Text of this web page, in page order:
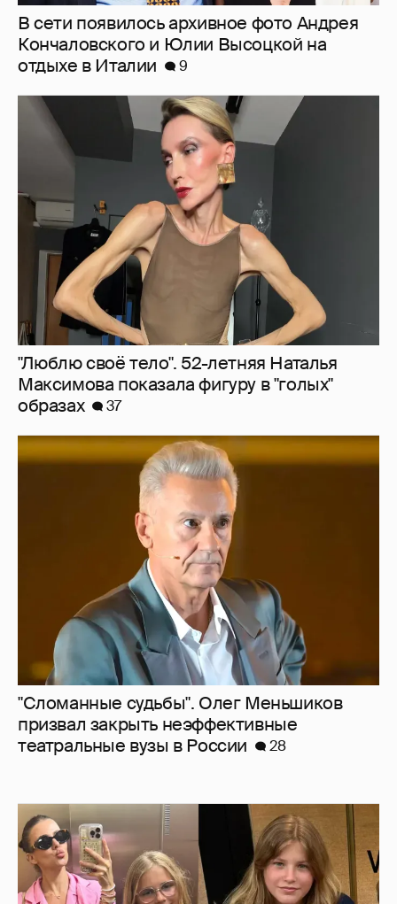
"Люблю своё тело". 52-летняя Наталья
Максимова показала фигуру в "голых"
"Сломанные судьбы". Олег Меньшиков
призвал закрыть неэффективные
театральные вузы в России
Внучки Светланы и Фёдора Бондарчук
отдыхают в Испании с матерью и братьями
17